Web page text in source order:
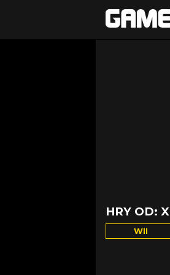
HRY OD:
WII